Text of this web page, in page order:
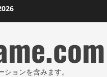
ョンを含みます。